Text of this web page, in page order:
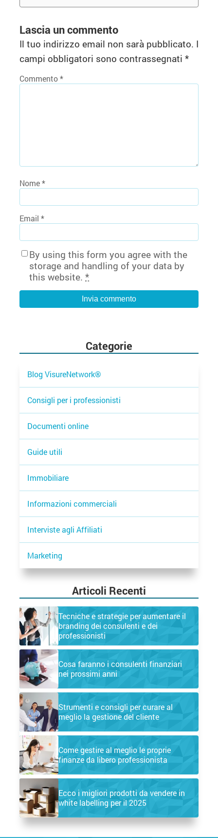
Lascia un commento
Il tuo indirizzo email non sarà pubblicato. I
campi obbligatori sono contrassegnati *
Commento*
Nome*
Email *
By using this form you agree with the
storage and handling of your data by
this website. *
Categorie
Blog VisureNetwork®
Consigli per i professionisti
Documenti online
Guide utili
Immobiliare
Informazioni commerciali
Interviste agli Affiliati
Marketing
Articoli Recenti
Tecniche e strategie per aumentare il
branding dei consulenti e dei
professionisti
Cosa faranno i consulenti finanziari
nei prossimi anni
Strumenti e consigli per curare al
meglio la gestione del cliente
Come gestire al meglio le proprie
finanze da libero professionista
Ecco i migliori prodotti da vendere in
white labelling per il 2025